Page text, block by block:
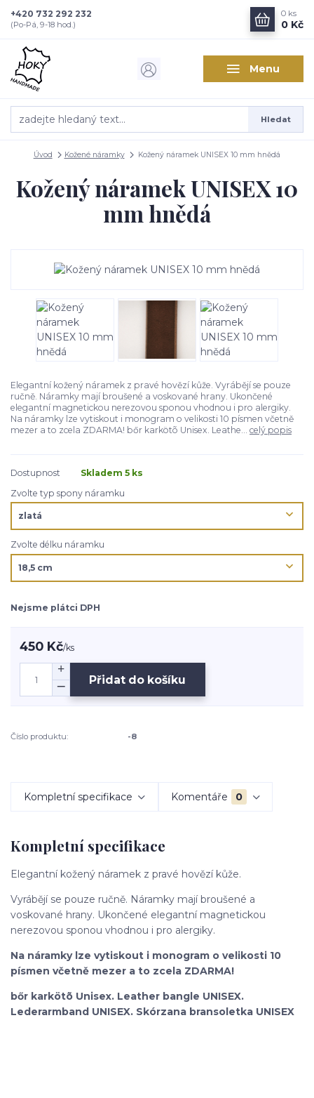
Menu
Hledat
+420 732 292 232
(Po-Pá, 9-18 hod.)
0 ks
0 Kč
Úvod Kožené náramky Kožený náramek UNISEX 10 mm hnědá
Kožený náramek UNISEX 10
mm hnědá
Elegantní kožený náramek z pravé hovězí kůže. Vyrábějí se pouze
ručně. Náramky mají broušené a voskované hrany. Ukončené
elegantní magnetickou nerezovou sponou vhodnou i pro alergiky.
Na náramky lze vytiskout i monogram o velikosti 10 písmen včetně
mezer a to zcela ZDARMA! bőr karkötõ Unisex. Leathe... celý popis
Dostupnost
Skladem 5 ks
Zvolte typ spony náramku
Zvolte délku náramku
Nejsme plátci DPH
450 Kč/ks
Přidat do košíku
Číslo produktu: -8
Kompletní specifikace Komentáře 0
Kompletní specifikace
Elegantní kožený náramek z pravé hovězí kůže.
Vyrábějí se pouze ručně. Náramky mají broušené a
voskované hrany. Ukončené elegantní magnetickou
nerezovou sponou vhodnou i pro alergiky.
Na náramky lze vytiskout i monogram o velikosti 10
písmen včetně mezer a to zcela ZDARMA!
bőr karkötõ Unisex. Leather bangle UNISEX.
Lederarmband UNISEX. Skórzana bransoletka UNISEX